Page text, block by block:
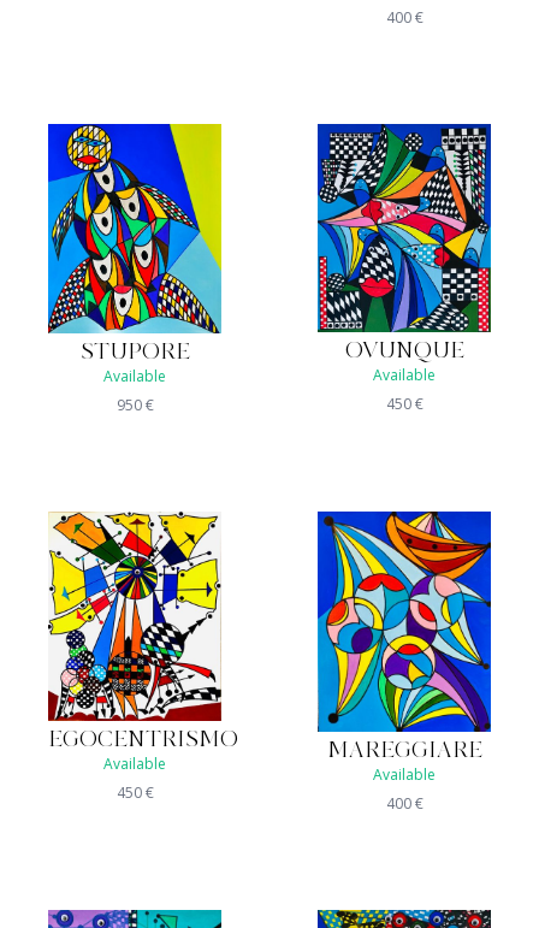
400€
STUPORE
Available
950€
OVUNQUE
Available
450€
EGOCENTRISMO
Available
450€
MAREGGIARE
Available
400€